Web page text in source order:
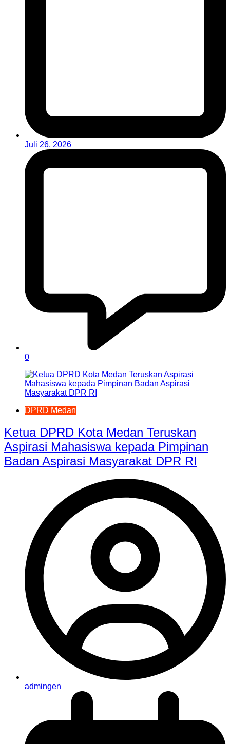
Juli 26, 2026
0
DPRD Medan
Ketua DPRD Kota Medan Teruskan
Aspirasi Mahasiswa kepada Pimpinan
Badan Aspirasi Masyarakat DPR RI
admingen